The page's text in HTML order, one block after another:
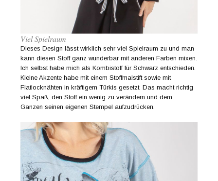
Viel Spielraum
Dieses Design lässt wirklich sehr viel Spielraum zu und man
kann diesen Stoff ganz wunderbar mit anderen Farben mixen.
Ich selbst habe mich als Kombistoff für Schwarz entschieden.
Kleine Akzente habe mit einem Stoffmalstift sowie mit
Flatlocknähten in kräftigem Türkis gesetzt. Das macht richtig
viel Spaß, den Stoff ein wenig zu verändern und dem
Ganzen seinen eigenen Stempel aufzudrücken.